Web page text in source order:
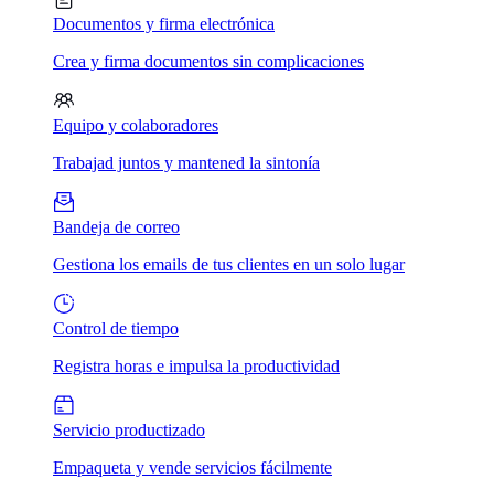
Documentos y firma electrónica
Crea y firma documentos sin complicaciones
Equipo y colaboradores
Trabajad juntos y mantened la sintonía
Bandeja de correo
Gestiona los emails de tus clientes en un solo lugar
Control de tiempo
Registra horas e impulsa la productividad
Servicio productizado
Empaqueta y vende servicios fácilmente